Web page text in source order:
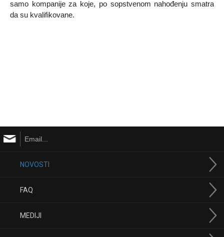
samo kompanije za koje, po sopstvenom nahođenju smatra
da su kvalifikovane.
NOVOSTI
FAQ
MEDIJI